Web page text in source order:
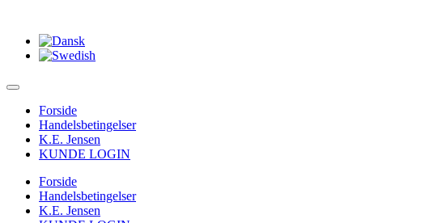
Forside
Handelsbetingelser
K.E. Jensen
KUNDE LOGIN
Forside
Handelsbetingelser
K.E. Jensen